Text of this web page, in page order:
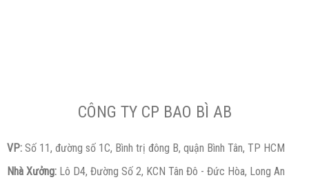
CÔNG TY CP BAO BÌ AB
VP: Số 11, đường số 1C, Bình trị đông B, quận Bình Tân, TP HCM
Nhà Xưởng: Lô D4, Đường Số 2, KCN Tân Đô - Đức Hòa, Long An